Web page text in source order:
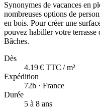
Synonymes de vacances en
nombreuses options de
en bois. Pour créer une
pouvez habiller votre
Bâches.
Dès
4.19 € TTC / m²
Expédition
72h · France
Durée
5 à 8 ans